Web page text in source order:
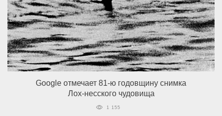
Google отмечает 81-ю годовщину снимка
Лох-несского чудовища
1 155